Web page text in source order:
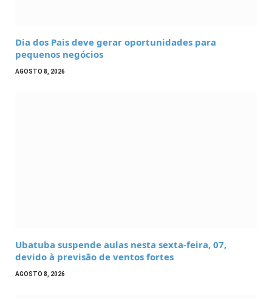
Dia dos Pais deve gerar oportunidades para
pequenos negócios
AGOSTO 8, 2026
Ubatuba suspende aulas nesta sexta-feira, 07,
devido à previsão de ventos fortes
AGOSTO 8, 2026